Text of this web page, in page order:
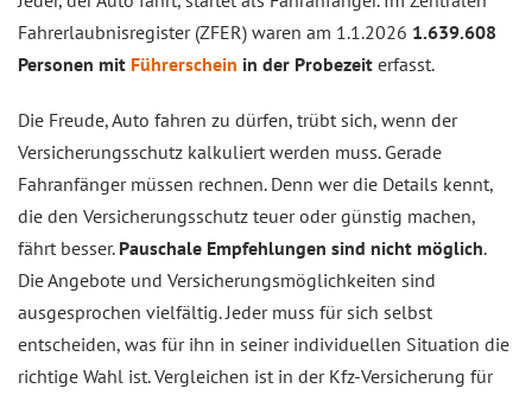
Fahrerlaubnisregister (ZFER) waren am 1.1.2026 1.639.608
Personen mit Führerschein in der Probezeit erfasst.
Die Freude, Auto fahren zu dürfen, trübt sich, wenn der
Versicherungsschutz kalkuliert werden muss. Gerade
Fahranfänger müssen rechnen. Denn wer die Details kennt,
die den Versicherungsschutz teuer oder günstig machen,
fährt besser. Pauschale Empfehlungen sind nicht möglich.
Die Angebote und Versicherungsmöglichkeiten sind
ausgesprochen vielfältig. Jeder muss für sich selbst
entscheiden, was für ihn in seiner individuellen Situation die
richtige Wahl ist. Vergleichen ist in der Kfz-Versicherung für